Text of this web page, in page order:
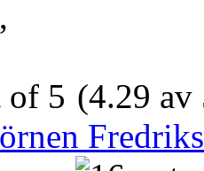
(4.29 av